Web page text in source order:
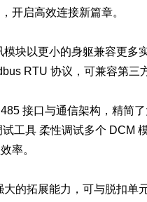
开启高效连接新篇章。
模块以更小的身躯兼容更多
RTU 协议，可兼容第
接口与通信架构，精简
工具 柔性调试多个 DCM
率。
的拓展能力，可与脱扣单